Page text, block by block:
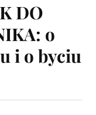
DO
o
i o byciu